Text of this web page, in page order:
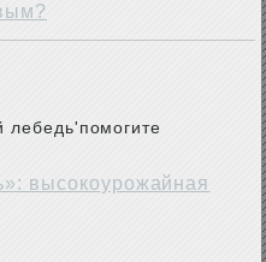
лебедь'помогите
высокоурожайная